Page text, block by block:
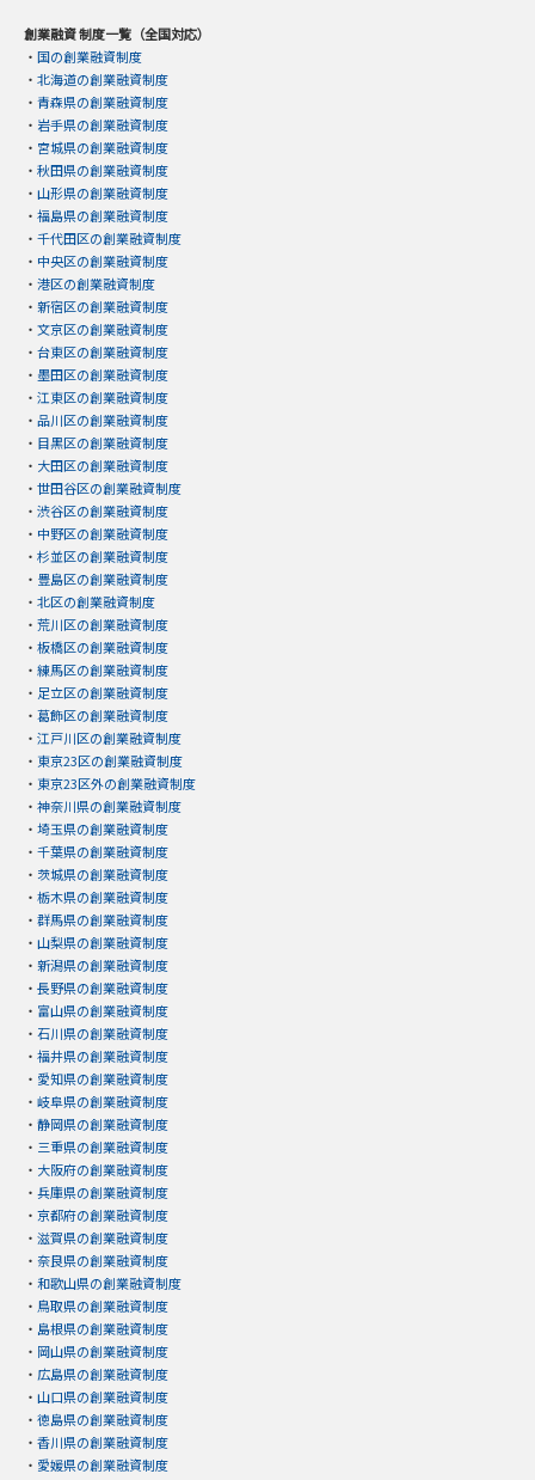
創業融資 制度一覧（全国対応）
・ 国の創業融資制度
・ 北海道の創業融資制度
・ 青森県の創業融資制度
・ 岩手県の創業融資制度
・ 宮城県の創業融資制度
・ 秋田県の創業融資制度
・ 山形県の創業融資制度
・ 福島県の創業融資制度
・ 千代田区の創業融資制度
・ 中央区の創業融資制度
・ 港区の創業融資制度
・ 新宿区の創業融資制度
・ 文京区の創業融資制度
・ 台東区の創業融資制度
・ 墨田区の創業融資制度
・ 江東区の創業融資制度
・ 品川区の創業融資制度
・ 目黒区の創業融資制度
・ 大田区の創業融資制度
・ 世田谷区の創業融資制度
・ 渋谷区の創業融資制度
・ 中野区の創業融資制度
・ 杉並区の創業融資制度
・ 豊島区の創業融資制度
・ 北区の創業融資制度
・ 荒川区の創業融資制度
・ 板橋区の創業融資制度
・ 練馬区の創業融資制度
・ 足立区の創業融資制度
・ 葛飾区の創業融資制度
・ 江戸川区の創業融資制度
・ 東京23区の創業融資制度
・ 東京23区外の創業融資制度
・ 神奈川県の創業融資制度
・ 埼玉県の創業融資制度
・ 千葉県の創業融資制度
・ 茨城県の創業融資制度
・ 栃木県の創業融資制度
・ 群馬県の創業融資制度
・ 山梨県の創業融資制度
・ 新潟県の創業融資制度
・ 長野県の創業融資制度
・ 富山県の創業融資制度
・ 石川県の創業融資制度
・ 福井県の創業融資制度
・ 愛知県の創業融資制度
・ 岐阜県の創業融資制度
・ 静岡県の創業融資制度
・ 三重県の創業融資制度
・ 大阪府の創業融資制度
・ 兵庫県の創業融資制度
・ 京都府の創業融資制度
・ 滋賀県の創業融資制度
・ 奈良県の創業融資制度
・ 和歌山県の創業融資制度
・ 鳥取県の創業融資制度
・ 島根県の創業融資制度
・ 岡山県の創業融資制度
・ 広島県の創業融資制度
・ 山口県の創業融資制度
・ 徳島県の創業融資制度
・ 香川県の創業融資制度
・ 愛媛県の創業融資制度